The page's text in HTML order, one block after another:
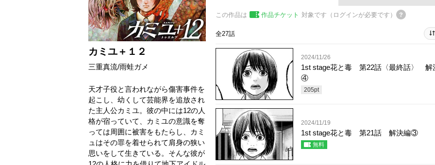
カミユ＋１２
三重真流/雨蛙ガメ
天才子役と言われながら傷害事件を
起こし、幼くして芸能界を追放され
た主人公カミユ。彼の中には12の人
格が宿っていて、カミユの意識を奪
っては周囲に被害をもたらし、カミ
ュはその罪を着せられて肩身の狭い
思いをして生きている。そんな彼が
この作品は 作品チケット 対象です（ログインが必要です）
全27話
2024/11/26
1st stage花と毒 第22話〈最終話〉 解
④
205pt
2024/11/19
1st stage花と毒 第21話 解決編③
無料